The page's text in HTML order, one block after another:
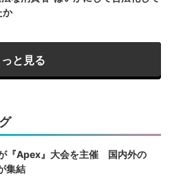
か
っと見る
『Apex』大会を主催 国内外の
集結